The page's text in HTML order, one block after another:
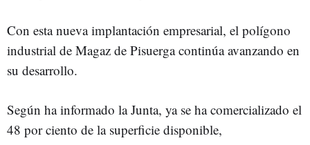
Con esta nueva implantación empresarial, el polígono
industrial de Magaz de Pisuerga continúa avanzando en
su desarrollo.
Según ha informado la Junta, ya se ha comercializado el
48 por ciento de la superficie disponible,